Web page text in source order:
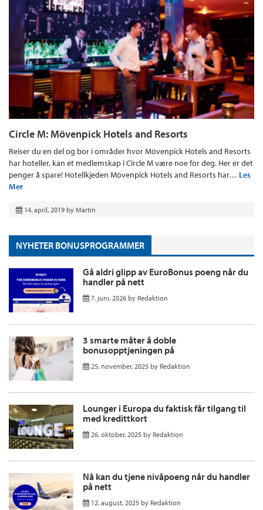
Circle M: Mövenpick Hotels and Resorts
Reiser du en del og bor i områder hvor Mövenpick Hotels and Resorts
har hoteller, kan et medlemskap i Circle M være noe for deg. Her er det
penger å spare! Hotellkjeden Mövenpick Hotels and Resorts har… Les
Mer
14. april, 2019 by Martin
NYHETER BONUSPROGRAMMER
Gå aldri glipp av EuroBonus poeng når du
handler på nett
7. juni, 2026 by Redaktion
3 smarte måter å doble
bonusopptjeningen på
25. november, 2025 by Redaktion
Lounger i Europa du faktisk får tilgang til
med kredittkort
26. oktober, 2025 by Redaktion
Nå kan du tjene nivåpoeng når du handler
på nett
12. august, 2025 by Redaktion